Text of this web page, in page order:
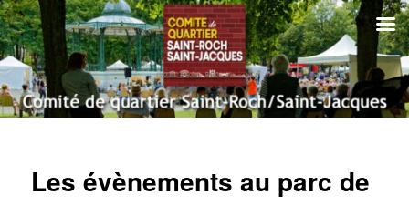
Aller
au
contenu
principalComité de quartier Saint-Roch
Saint-Jacques | Amiens
Les évènements au parc de